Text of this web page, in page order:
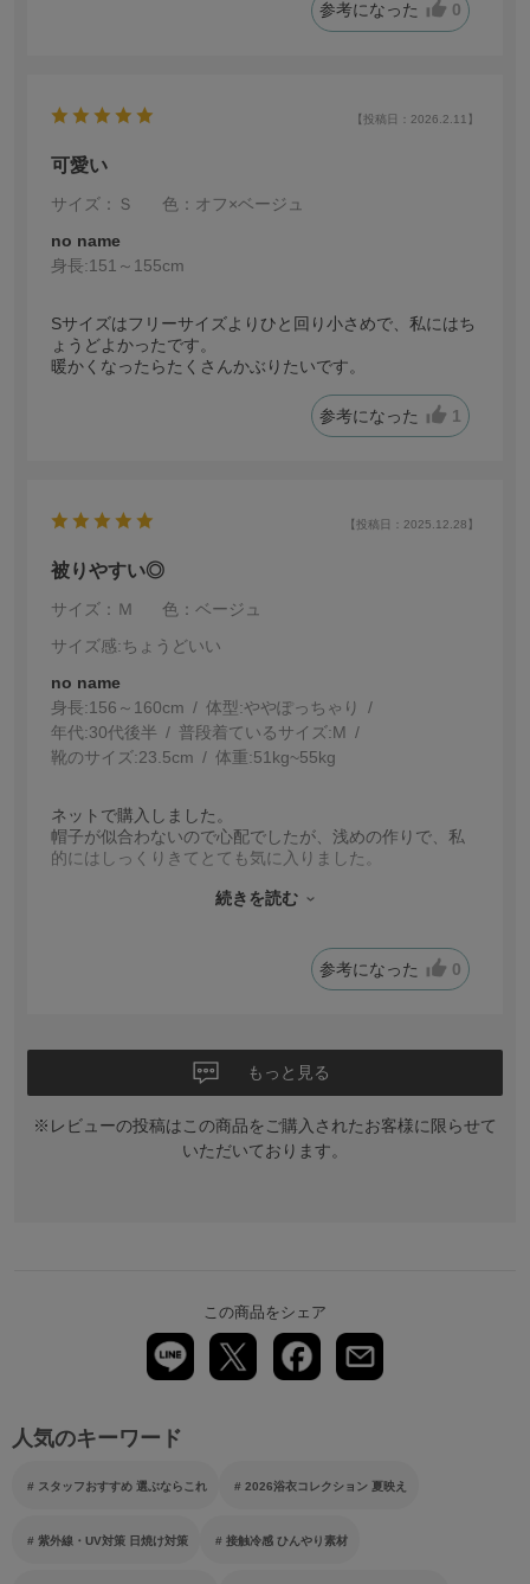
参考になった 0
【投稿日：2026.2.11】
可愛い
サイズ：Ｓ
色：オフ×ベージュ
no name
身長:151～155cm
Sサイズはフリーサイズよりひと回り小さめで、私にはち
ょうどよかったです。
暖かくなったらたくさんかぶりたいです。
参考になった 1
【投稿日：2025.12.28】
被りやすい◎
サイズ：Ｍ
色：ベージュ
サイズ感:ちょうどいい
no name
身長:156～160cm 体型:ぽっちゃり
年代:30代後半 普段着ているサイズ:M
靴のサイズ:23.5cm 体重:51kg~55kg
ネットで購入しました。
帽子が似合わないので心配でしたが、浅めの作りで、私
的にはしっくりきてとても気に入りました。
ロゴがも控えめでコーディネートの邪魔をしないので使
続きを読む
参考になった 0
もっと見る
※レビューの投稿はこの商品をご購入されたお客様に限らせて
いただいております。
この商品をシェア
人気のキーワード
スタッフおすすめ 選ぶならこれ 2026浴衣コレクション 夏映え
紫外線・UV対策 日焼け対策 接触冷感 ひんやり素材